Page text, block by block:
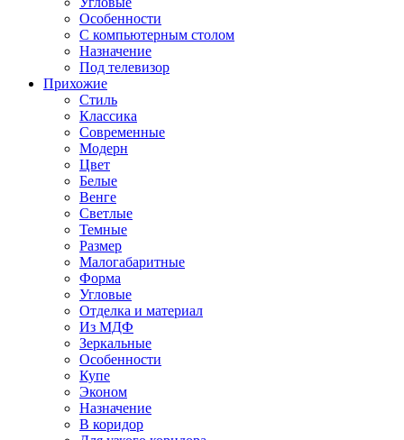
Особенности
С компьютерным столом
Назначение
Под телевизор
Прихожие
Стиль
Классика
Современные
Модерн
Цвет
Белые
Венге
Светлые
Темные
Размер
Малогабаритные
Форма
Угловые
Отделка и материал
Из МДФ
Зеркальные
Особенности
Купе
Эконом
Назначение
В коридор